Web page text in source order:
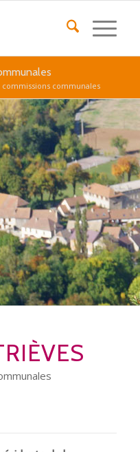
commissions communales